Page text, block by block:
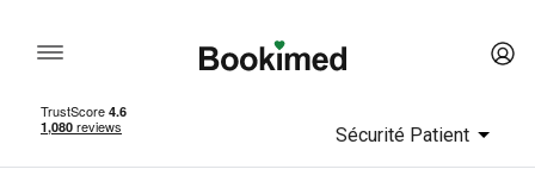
Sécurité Patient